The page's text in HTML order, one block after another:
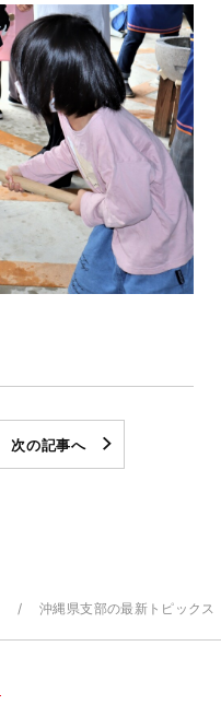
次の記事へ
沖縄県支部の最新トピックス